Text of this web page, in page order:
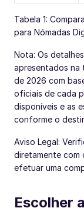
Tabela 1:
para Nómadas
Nota: Os
apresentados na
de 2026 com
oficiais de cada
disponíveis e as
conforme o
Aviso Legal:
diretamente com
efetuar uma
Escolher